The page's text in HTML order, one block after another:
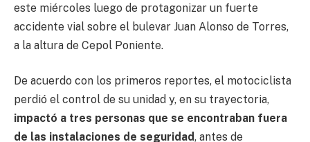
este miércoles luego de protagonizar un fuerte
accidente vial sobre el bulevar Juan Alonso de Torres,
a la altura de Cepol Poniente.
De acuerdo con los primeros reportes, el motociclista
perdió el control de su unidad y, en su trayectoria,
impactó a tres personas que se encontraban fuera
de las instalaciones de seguridad, antes de